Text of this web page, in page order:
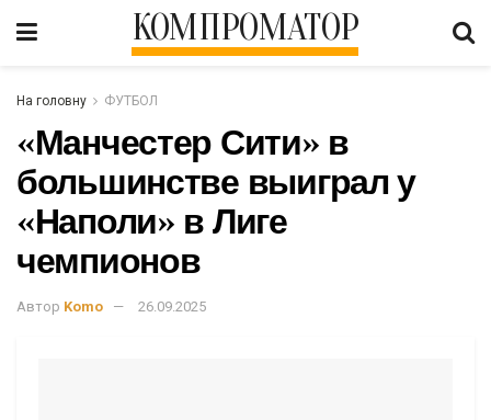
КОМПРОМАТОР
На головну ФУТБОЛ
«Манчестер Сити» в
большинстве выиграл у
«Наполи» в Лиге
чемпионов
Автор Komo 26.09.2025